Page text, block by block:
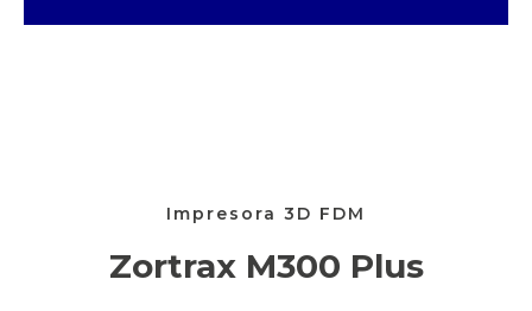
Impresora 3D FDM
Zortrax M300 Plus